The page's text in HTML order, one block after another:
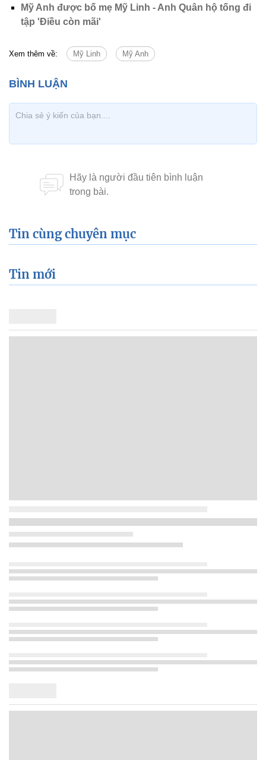
Mỹ Anh được bố mẹ Mỹ Linh - Anh Quân hộ tống đi
tập 'Điều còn mãi'
Xem thêm về: Mỹ Linh Mỹ Anh
Tin cùng chuyên mục
Tin mới